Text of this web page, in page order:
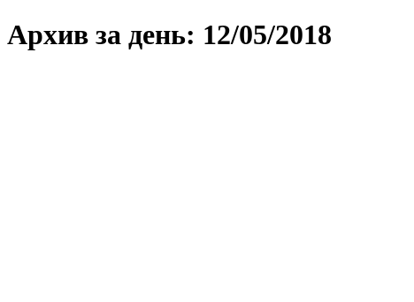
Архив за день: 12/05/2018